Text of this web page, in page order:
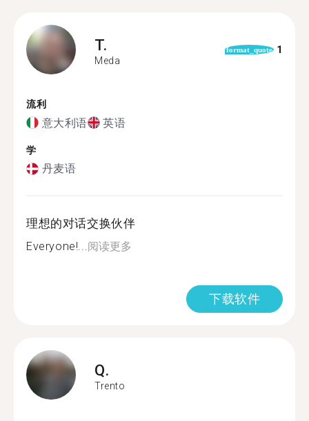
T.
Meda
format_quote 1
流利
意大利语 英语
学
丹麦语
理想的对话交换伙伴
Everyone!...阅读更多
下载软件
Q.
Trento